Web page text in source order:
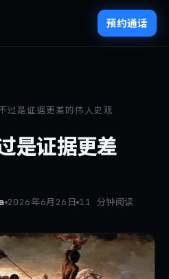
预约通话
过是证据更差的伟人史观
是证据更差
2026年6月26日 11 分钟阅读